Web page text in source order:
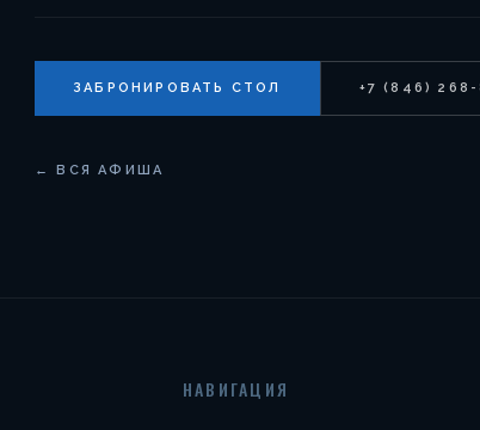
ЗАБРОНИРОВАТЬ СТОЛ +7 (846) 268-
← ВСЯ АФИША
НАВИГАЦИЯ